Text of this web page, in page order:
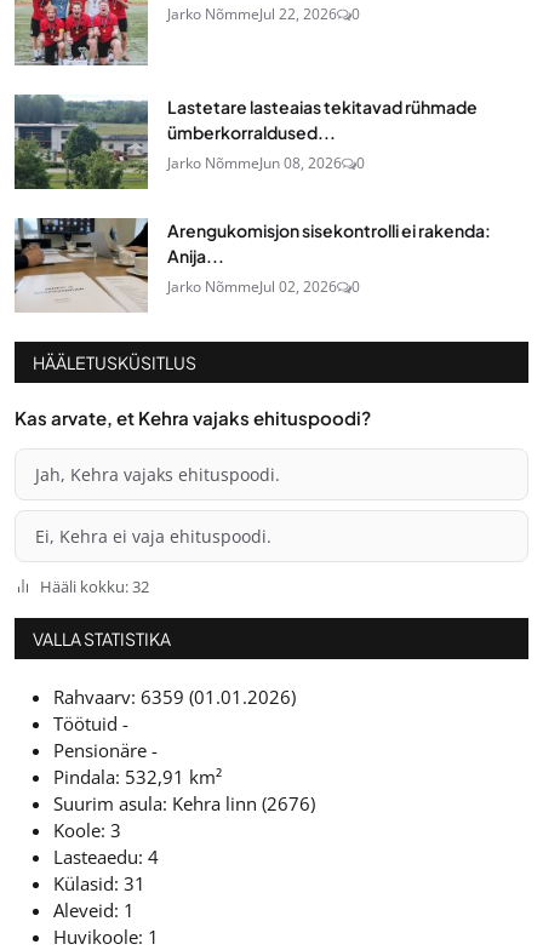
Jarko NõmmeJul 22, 2026 0
Lastetare lasteaias tekitavad rühmade
ümberkorraldused...
Jarko NõmmeJun 08, 2026 0
Arengukomisjon sisekontrolli ei rakenda:
Anija...
Jarko NõmmeJul 02, 2026 0
HÄÄLETUSKÜSITLUS
Kas arvate, et Kehra vajaks ehituspoodi?
Jah, Kehra vajaks ehituspoodi.
Ei, Kehra ei vaja ehituspoodi.
Hääli kokku: 32
VALLA STATISTIKA
Rahvaarv: 6359 (01.01.2026)
Töötuid -
Pensionäre -
Pindala: 532,91 km²
Suurim asula: Kehra linn (2676)
Koole: 3
Lasteaedu: 4
Külasid: 31
Aleveid: 1
Huvikoole: 1